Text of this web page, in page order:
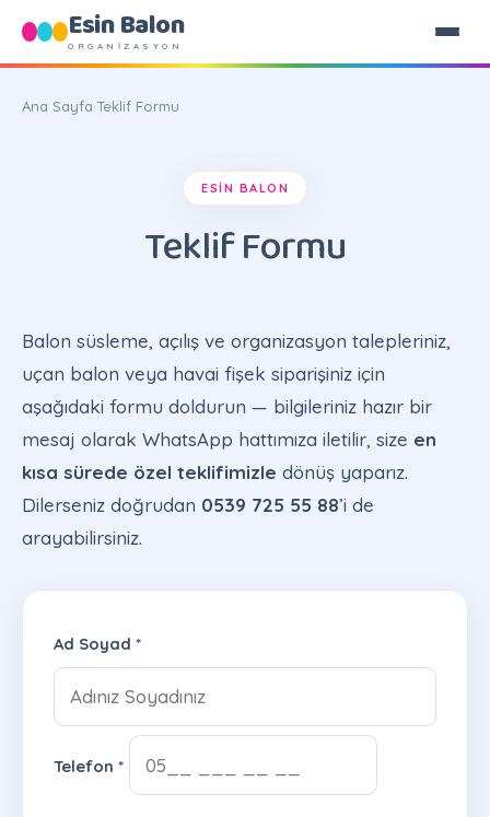
Esin Balon
ORGANİZASYON
Ana Sayfa·Teklif Formu
ESIN BALON
Teklif Formu
Balon süsleme, açılış ve organizasyon talepleriniz,
uçan balon veya havai fişek siparişiniz için
aşağıdaki formu doldurun — bilgileriniz hazır bir
mesaj olarak WhatsApp hattımıza iletilir, size en
kısa sürede özel teklifimizle dönüş yaparız.
Dilerseniz doğrudan 0539 725 55 88’i de
arayabilirsiniz.
Ad Soyad *
Telefon *